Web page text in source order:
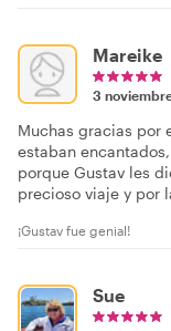
Mareike
3
Muchas gracias por
estaban
porque Gustav les
precioso viaje y por
¡Gustav fue genial!
Sue